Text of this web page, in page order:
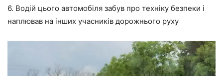
6. Водій цього автомобіля забув про техніку безпеки і
наплював на інших учасників дорожнього руху